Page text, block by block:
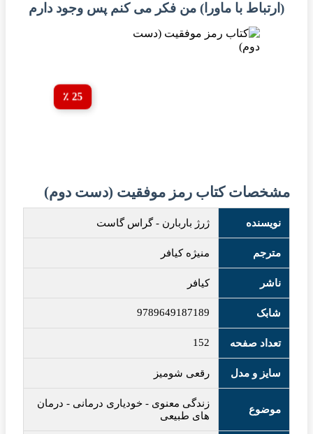
(ارتباط با ماورا) من فکر می کنم پس وجود دارم
25 ٪
مشخصات کتاب رمز موفقیت (دست دوم)
نویسنده ژرژ باربارن -گراس گاست
مترجم منیژه کیافر
ناشر کیافر
شابک 9789649187189
تعداد صفحه 152
سایز و مدل رقعی شومیز
موضوع
زندگی معنوی - خودیاری درمانی - درمان
های طبیعی